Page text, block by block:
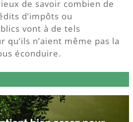
de savoir combien de
d’impôts ou
vont à de tels
qu’ils n’aient même pas la
éconduire.